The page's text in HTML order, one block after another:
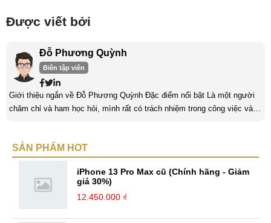
Được viết bởi
Đỗ Phương Quỳnh
Biên tập viên
Giới thiệu ngắn về Đỗ Phương Quỳnh Đặc điểm nổi bật Là một người
chăm chỉ và ham học hỏi, mình rất có trách nhiệm trong công việc và
học cũng như kinh nghiệm quý giá. Với niềm đam mê với công nghệ,
SẢN PHẨM HOT
iPhone 13 Pro Max cũ (Chính hãng - Giảm
giá 30%)
12.450.000 ₫